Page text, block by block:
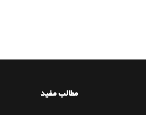
مطالب مفید